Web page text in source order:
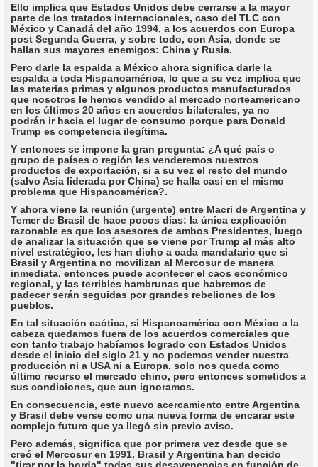
Ello implica que Estados Unidos debe cerrarse a la mayor
parte de los tratados internacionales, caso del TLC con
México y Canadá del año 1994, a los acuerdos con Europa
post Segunda Guerra, y sobre todo, con Asia, donde se
hallan sus mayores enemigos: China y Rusia.
Pero darle la espalda a México ahora significa darle la
espalda a toda Hispanoamérica, lo que a su vez implica que
las materias primas y algunos productos manufacturados
que nosotros le hemos vendido al mercado norteamericano
en los últimos 20 años en acuerdos bilaterales, ya no
podrán ir hacia el lugar de consumo porque para Donald
Trump es competencia ilegítima.
Y entonces se impone la gran pregunta: ¿A qué país o
grupo de países o región les venderemos nuestros
productos de exportación, si a su vez el resto del mundo
(salvo Asia liderada por China) se halla casi en el mismo
problema que Hispanoamérica?.
Y ahora viene la reunión (urgente) entre Macri de Argentina y
Temer de Brasil de hace pocos días: la única explicación
razonable es que los asesores de ambos Presidentes, luego
de analizar la situación que se viene por Trump al más alto
nivel estratégico, les han dicho a cada mandatario que si
Brasil y Argentina no movilizan al Mercosur de manera
inmediata, entonces puede acontecer el caos económico
regional, y las terribles hambrunas que habremos de
padecer serán seguidas por grandes rebeliones de los
pueblos.
En tal situación caótica, si Hispanoamérica con México a la
cabeza quedamos fuera de los acuerdos comerciales que
con tanto trabajo habíamos logrado con Estados Unidos
desde el inicio del siglo 21 y no podemos vender nuestra
producción ni a USA ni a Europa, solo nos queda como
último recurso el mercado chino, pero entonces sometidos a
sus condiciones, que aun ignoramos.
En consecuencia, este nuevo acercamiento entre Argentina
y Brasil debe verse como una nueva forma de encarar este
complejo futuro que ya llegó sin previo aviso.
Pero además, significa que por primera vez desde que se
creó el Mercosur en 1991, Brasil y Argentina han decido
"tirar por la borda" todas sus desavenencias en función de